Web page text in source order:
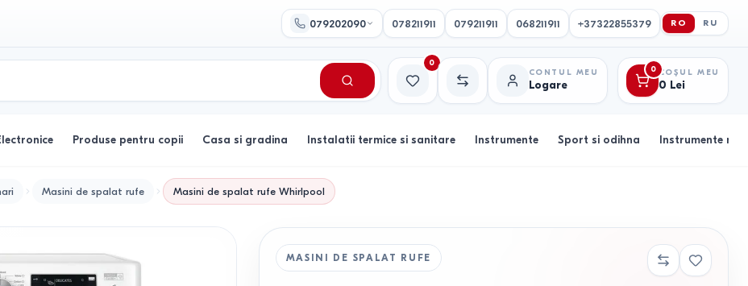
079202090 078211911 079211911 068211911 +37322855379 RO RU
Favorite
0
Comparație
CONTUL MEU
Logare
0 COȘUL MEU
0 Lei
Produse pentru copii Casa si gradina Instalatii termice si sanitare Instrumente Sport si odihna Instrumente
Masini de spalat rufe Masini de spalat rufe Whirlpool
MASINI DE SPALAT RUFE